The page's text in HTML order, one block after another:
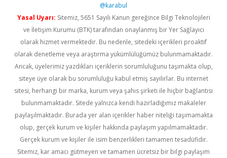
@karabul
Yasal Uyarı: Sitemiz, 5651 Sayılı Kanun gereğince Bilgi Teknolojileri
ve İletişim Kurumu (BTK) tarafından onaylanmış bir Yer Sağlayıcı
olarak hizmet vermektedir. Bu nedenle, sitedeki içerikleri proaktif
olarak denetleme veya araştırma yükümlülüğümüz bulunmamaktadır.
Ancak, üyelerimiz yazdıkları içeriklerin sorumluluğunu taşımakta olup,
siteye üye olarak bu sorumluluğu kabul etmiş sayılırlar. Bu internet
sitesi, herhangi bir marka, kurum veya şahıs şirketi ile hiçbir bağlantısı
bulunmamaktadır. Sitede yalnızca kendi hazırladığımız makaleler
paylaşılmaktadır. Burada yer alan içerikler haber niteliği taşımamakta
olup, gerçek kurum ve kişiler hakkında paylaşım yapılmamaktadır.
Gerçek kurum ve kişiler ile isim benzerlikleri tamamen tesadüfidir.
Sitemiz, kar amacı gütmeyen ve tamamen ücretsiz bir bilgi paylaşım